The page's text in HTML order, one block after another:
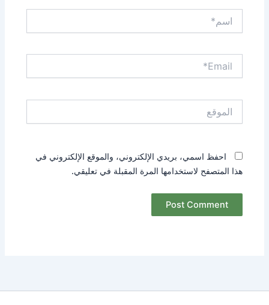
احفظ اسمي، بريدي الإلكتروني، والموقع الإلكتروني في
هذا المتصفح لاستخدامها المرة المقبلة في تعليقي.